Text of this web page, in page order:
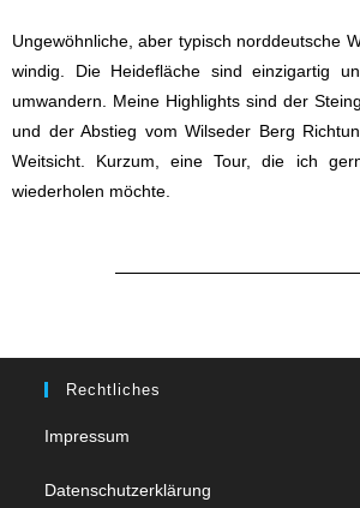
Ungewöhnliche, aber typisch norddeutsche
windig. Die Heidefläche sind einzigartig
umwandern. Meine Highlights sind der
und der Abstieg vom Wilseder Berg
Weitsicht. Kurzum, eine Tour, die ich
wiederholen möchte.
Rechtliches
Impressum
Datenschutzerklärung